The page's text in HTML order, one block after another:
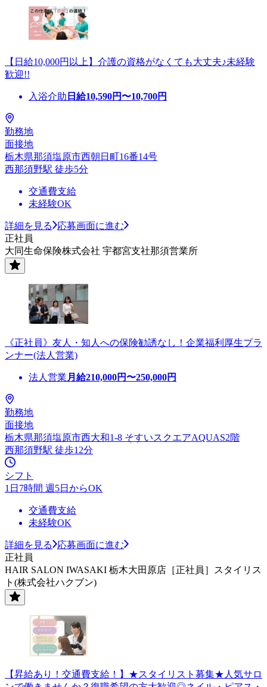
【日給10,000円以上】介護の資格がなくても大丈夫♪未経験
歓迎!!
入浴介助 日給10,590円〜10,700円
勤務地
面接地
栃木県那須塩原市西朝日町16番14号
西那須野駅 徒歩5分
交通費支給
未経験OK
詳細を見る
応募画面に進む
正社員
大同生命保険株式会社 宇都宮支社那須営業所
《正社員》友人・知人への保険勧誘なし！企業福利厚生プラ
ンナー(法人営業)
法人営業 月給210,000円〜250,000円
勤務地
面接地
栃木県那須塩原市西大和1-8 そすいスクエアAQUAS2階
西那須野駅 徒歩12分
シフト
1日7時間 週5日からOK
交通費支給
未経験OK
詳細を見る
応募画面に進む
正社員
HAIR SALON IWASAKI 栃木大田原店［正社員］スタイリス
ト(株式会社ハクブン)
【昇給あり！交通費支給！】★スタイリスト募集★人気サロ